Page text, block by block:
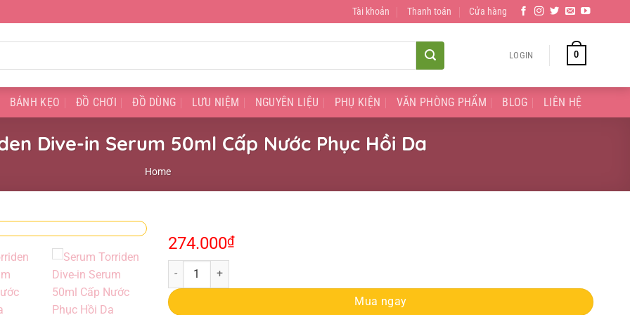
Tài khoản Thanh toán Cửa hàng
LOGIN 0
BÁNH KẸO ĐỒ CHƠI ĐỒ DÙNG LƯU NIỆM NGUYÊN LIỆU PHỤ KIỆN VĂN PHÒNG PHẨM BLOG LIÊN HỆ
Dive-in Serum 50ml Cấp Nước Phục Hồi Da
Home
274.000₫
Serum Torriden Dive-in Serum 50ml Cấp Nước Phục Hồi Da quantity
Mua ngay